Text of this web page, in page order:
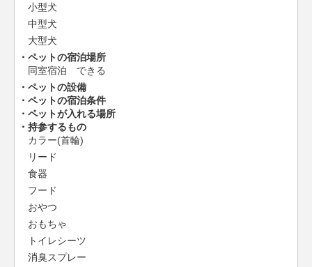
小型犬
中型犬
大型犬
ペットの宿泊場所
同室宿泊 できる
ペットの設備
ペットの宿泊条件
ペットが入れる場所
持参するもの
カラー(首輪)
リード
食器
フード
おやつ
おもちゃ
トイレシーツ
消臭スプレー